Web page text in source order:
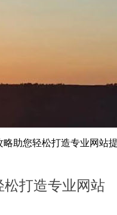
略助您轻松打造专业网站
打造专业网站